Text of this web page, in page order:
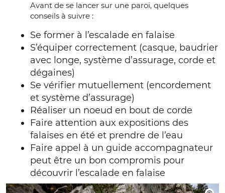
Avant de se lancer sur une paroi, quelques
conseils à suivre :
Se former à l’escalade en falaise
S’équiper correctement (casque, baudrier
avec longe, système d’assurage, corde et
dégaines)
Se vérifier mutuellement (encordement
et système d’assurage)
Réaliser un noeud en bout de corde
Faire attention aux expositions des
falaises en été et prendre de l’eau
Faire appel à un guide accompagnateur
peut être un bon compromis pour
découvrir l’escalade en falaise